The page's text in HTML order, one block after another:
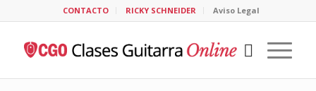
CONTACTO RICKY SCHNEIDER Aviso Legal